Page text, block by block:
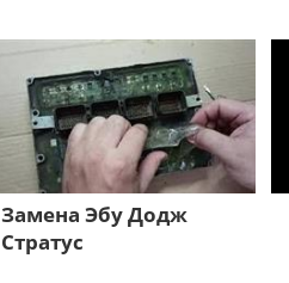
Замена Эбу Додж
Стратус